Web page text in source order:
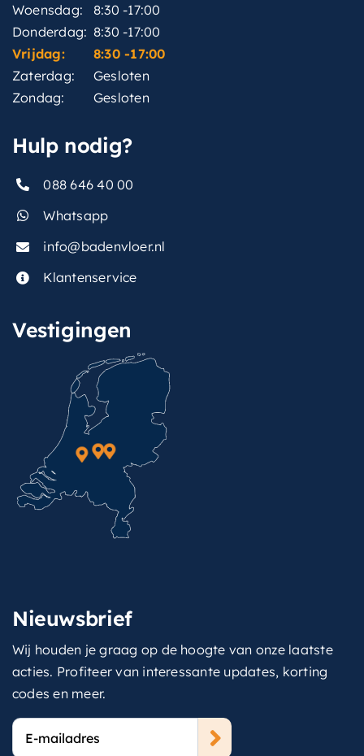
Woensdag:
8:30 -17:00
Donderdag: 8:30 -17:00
Vrijdag:
8:30 -17:00
Zaterdag:
Gesloten
Zondag:
Gesloten
Hulp nodig?
088 646 40 00
Whatsapp
info@badenvloer.nl
Klantenservice
Vestigingen
Nieuwsbrief
Wij houden je graag op de hoogte van onze laatste
acties. Profiteer van interessante updates, korting
codes en meer.
E-
mailadres